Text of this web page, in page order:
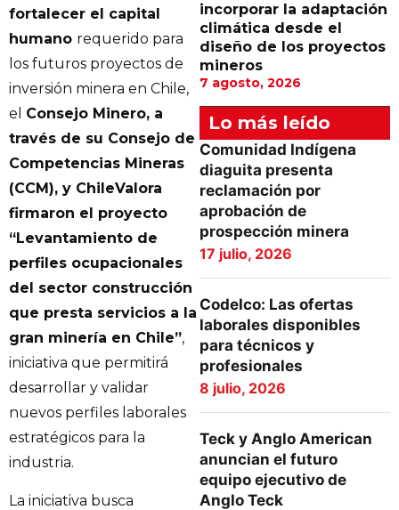
fortalecer el capital
humano requerido para
los futuros proyectos de
inversión minera en Chile,
el Consejo Minero, a
través de su Consejo de
Competencias Mineras
(CCM), y ChileValora
firmaron el proyecto
“Levantamiento de
perfiles ocupacionales
del sector construcción
que presta servicios a la
gran minería en Chile”,
iniciativa que permitirá
desarrollar y validar
nuevos perfiles laborales
estratégicos para la
industria.
La iniciativa busca
incorporar la adaptación
climática desde el
diseño de los proyectos
mineros
7 agosto, 2026
Lo más leído
Comunidad Indígena
diaguita presenta
reclamación por
aprobación de
prospección minera
17 julio, 2026
Codelco: Las ofertas
laborales disponibles
para técnicos y
profesionales
8 julio, 2026
Teck y Anglo American
anuncian el futuro
equipo ejecutivo de
Anglo Teck